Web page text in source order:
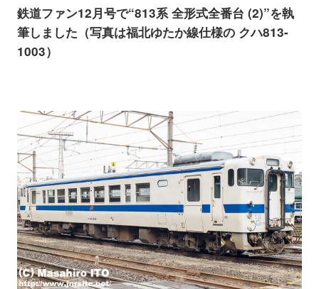
鉄道ファン12月号で“813系 全形式全番台 (2)”を執
筆しました（写真は福北ゆたか線仕様の クハ813-
1003）